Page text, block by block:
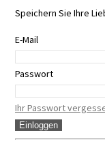
Speichern Sie Ihre
E-Mail
Passwort
Ihr Passwort
Einloggen